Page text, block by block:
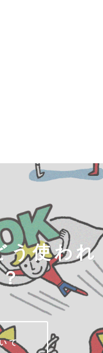
う使われ
て